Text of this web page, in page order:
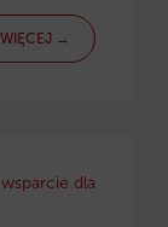
→
dla